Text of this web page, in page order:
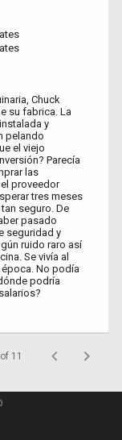
Chuck
su fabrica. La
y
pelando
el viejo
Parecía
las
proveedor
tres meses
seguro. De
pasado
seguridad y
ruido raro así
Se vivía al
No podía
podría
11